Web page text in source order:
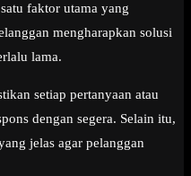
faktor utama yang
mengharapkan solusi
lama.
setiap pertanyaan atau
dengan segera. Selain itu,
jelas agar pelanggan